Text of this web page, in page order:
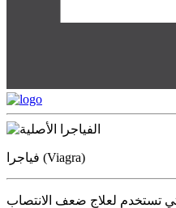
فياجرا (Viagra)
تستخدم لعلاج ضعف الانتصاب